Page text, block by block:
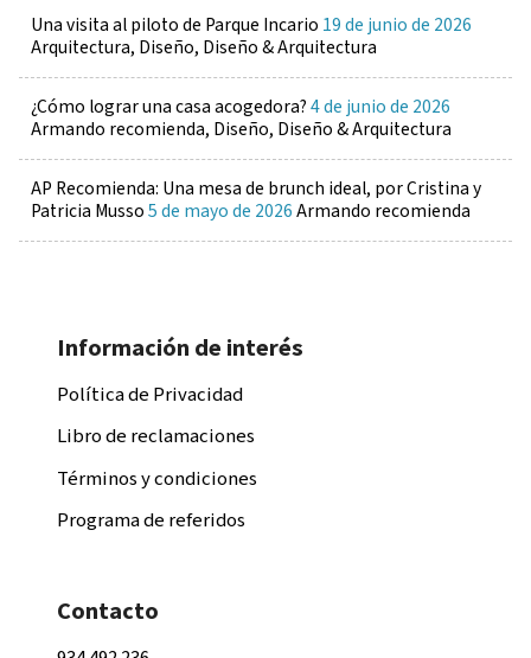
Una visita al piloto de Parque Incario 19 de junio de 2026
Arquitectura, Diseño, Diseño & Arquitectura
¿Cómo lograr una casa acogedora?4 de junio de 2026
Armando recomienda, Diseño, Diseño & Arquitectura
AP Recomienda: Una mesa de brunch ideal, por Cristina y
Patricia Musso5 de mayo de 2026Armando recomienda
Información de interés
Política de Privacidad
Libro de reclamaciones
Términos y condiciones
Programa de referidos
Contacto